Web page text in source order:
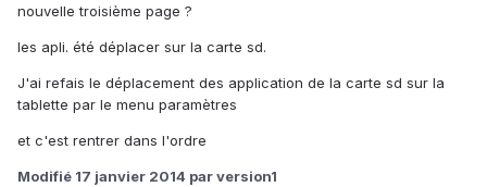
nouvelle troisième page ?
les apli. été déplacer sur la carte sd.
J'ai refais le déplacement des application de la carte sd sur la
tablette par le menu paramètres
et c'est rentrer dans l'ordre
Modifié 17 janvier 2014 par version1